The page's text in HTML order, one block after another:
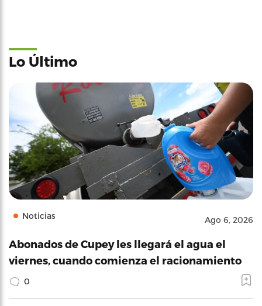
Lo Último
Noticias Ago 6, 2026
Abonados de Cupey les llegará el agua el
viernes, cuando comienza el racionamiento
0